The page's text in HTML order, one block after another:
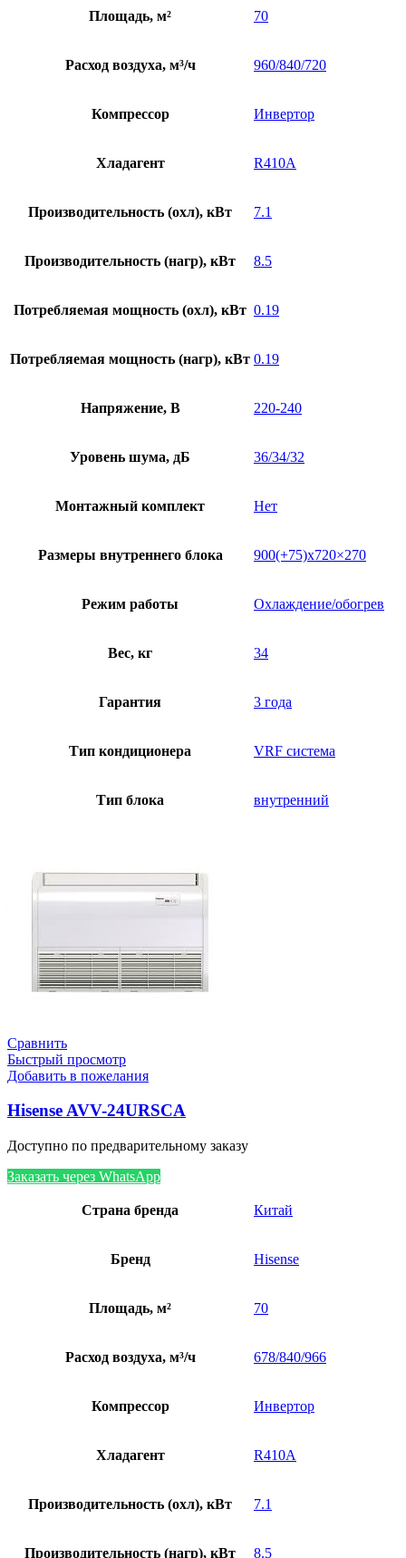
Площадь, м² 70
Расход воздуха, м³/ч 960/840/720
Компрессор Инвертор
Хладагент R410A
Производительность (охл), кВт 7.1
Производительность (нагр), кВт 8.5
Потребляемая мощность (охл), кВт 0.19
Потребляемая мощность (нагр), кВт 0.19
Напряжение, В 220-240
Уровень шума, дБ 36/34/32
Монтажный комплект Нет
Размеры внутреннего блока 900(+75)х720×270
Режим работы Охлаждение/обогрев
Вес, кг 34
Гарантия 3 года
Тип кондиционера VRF система
Тип блока внутренний
Сравнить
Быстрый просмотр
Добавить в пожелания
Hisense AVV-24URSCA
Доступно по предварительному заказу
Заказать через WhatsApp
Страна бренда Китай
Бренд Hisense
Площадь, м² 70
Расход воздуха, м³/ч 678/840/966
Компрессор Инвертор
Хладагент R410A
Производительность (охл), кВт 7.1
Производительность (нагр), кВт 8.5